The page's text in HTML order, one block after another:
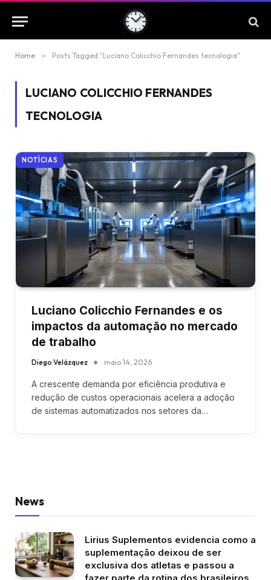
Home » Posts Tagged "Luciano Colicchio Fernandes tecnologia"
LUCIANO COLICCHIO FERNANDES
TECNOLOGIA
NOTÍCIAS
Luciano Colicchio Fernandes e os
impactos da automação no mercado
de trabalho
Diego Velázquez maio 14, 2026
A crescente demanda por eficiência produtiva e
redução de custos operacionais acelera a adoção
de sistemas automatizados nos setores da…
News
Lirius Suplementos evidencia como a
suplementação deixou de ser
exclusiva dos atletas e passou a